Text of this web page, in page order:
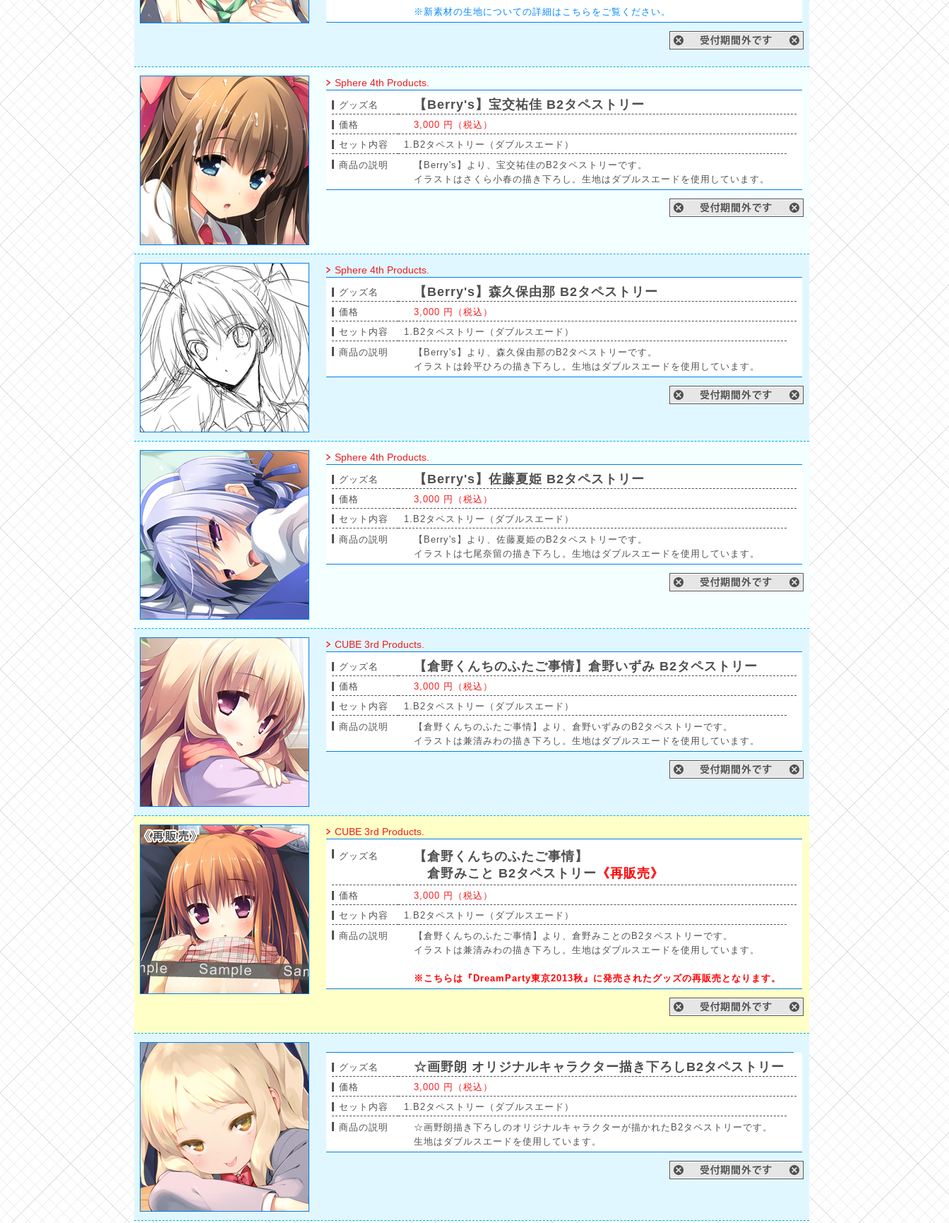
※新素材の生地についての詳細はこちらをご覧ください。
Sphere 4th Products.
グッズ名
価格
セット内容
商品の説明
【Berry's】宝交祐佳 B2タペストリー
3,000 円（税込）
1.B2タペストリー（ダブルスエード）
【Berry's】より、宝交祐佳のB2タペストリーです。
イラストはさくら小春の描き下ろし。生地はダブルスエードを使用しています。
Sphere 4th Products.
グッズ名
価格
セット内容
商品の説明
【Berry's】森久保由那 B2タペストリー
3,000 円（税込）
1.B2タペストリー（ダブルスエード）
【Berry's】より、森久保由那のB2タペストリーです。
イラストは鈴平ひろの描き下ろし。生地はダブルスエードを使用しています。
Sphere 4th Products.
グッズ名
価格
セット内容
商品の説明
【Berry's】佐藤夏姫 B2タペストリー
3,000 円（税込）
1.B2タペストリー（ダブルスエード）
【Berry's】より、佐藤夏姫のB2タペストリーです。
イラストは七尾奈留の描き下ろし。生地はダブルスエードを使用しています。
CUBE 3rd Products.
グッズ名
価格
セット内容
商品の説明
【倉野くんちのふたご事情】倉野いずみ B2タペストリー
3,000 円（税込）
1.B2タペストリー（ダブルスエード）
【倉野くんちのふたご事情】より、倉野いずみのB2タペストリーです。
イラストは兼清みわの描き下ろし。生地はダブルスエードを使用しています。
CUBE 3rd Products.
グッズ名
価格
セット内容
商品の説明
【倉野くんちのふたご事情】
倉野みこと B2タペストリー 《再販売》
3,000 円（税込）
1.B2タペストリー（ダブルスエード）
【倉野くんちのふたご事情】より、倉野みことのB2タペストリーです。
イラストは兼清みわの描き下ろし。生地はダブルスエードを使用しています。
※こちらは『DreamParty東京2013秋』に発売されたグッズの再販売となります。
グッズ名
価格
セット内容
商品の説明
☆画野朗 オリジナルキャラクター描き下ろしB2タペストリー
3,000 円（税込）
1.B2タペストリー（ダブルスエード）
☆画野朗描き下ろしのオリジナルキャラクターが描かれたB2タペストリーです。
生地はダブルスエードを使用しています。